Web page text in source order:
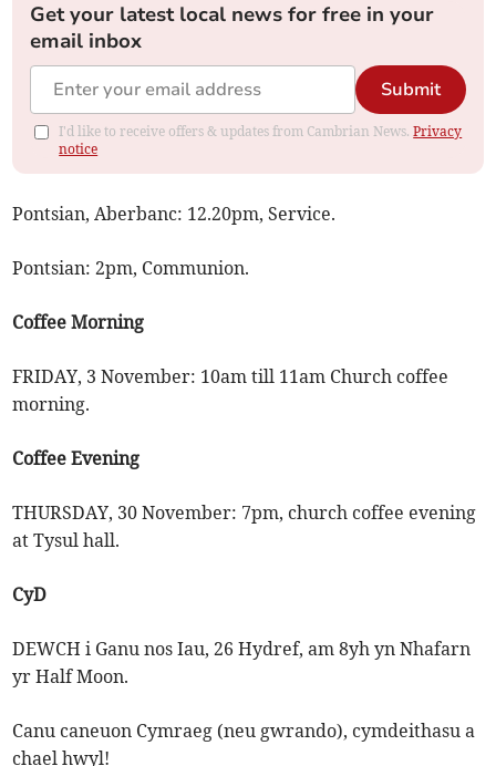
Get your latest local news for free in your
email inbox
Submit
I'd like to receive offers & updates from Cambrian News.Privacy
notice
Pontsian, Aberbanc: 12.20pm, Service.
Pontsian: 2pm, Communion.
Coffee Morning
FRIDAY, 3 November: 10am till 11am Church coffee
morning.
Coffee Evening
THURSDAY, 30 November: 7pm, church coffee evening
at Tysul hall.
CyD
DEWCH i Ganu nos Iau, 26 Hydref, am 8yh yn Nhafarn
yr Half Moon.
Canu caneuon Cymraeg (neu gwrando), cymdeithasu a
chael hwyl!